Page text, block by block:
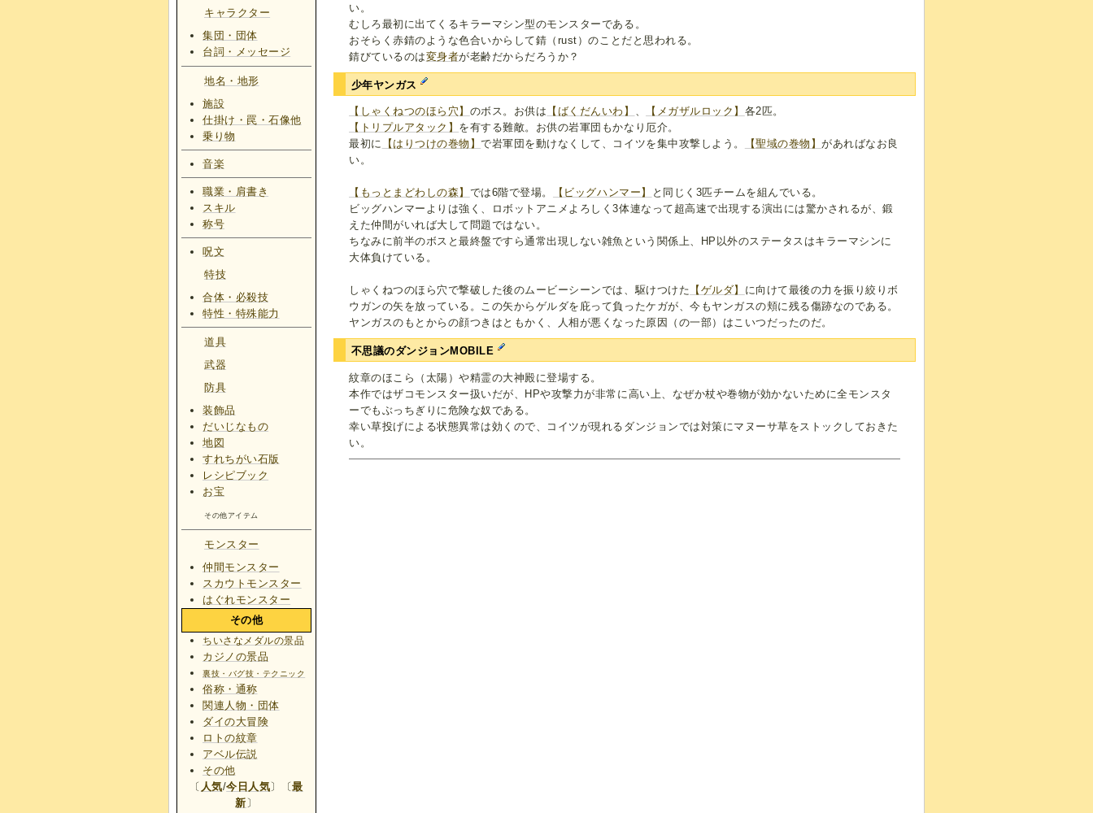
い。
むしろ最初に出てくるキラーマシン型のモンスターである。
おそらく赤錆のような色合いからして錆（rust）のことだと思われる。
錆びているのは変身者が老齢だからだろうか？
少年ヤンガス
【しゃくねつのほら穴】 のボス。お供は 【ばくだんいわ】 、 【メガザルロック】 各2匹。
【トリプルアタック】 を有する難敵。お供の岩軍団もかなり厄介。
最初に
【はりつけの巻物】で岩軍団を動けなくして、コイツを集中攻撃しよう。 【聖域の巻物】があればなお良
い。
【もっとまどわしの森】 では6階で登場。 【ビッグハンマー】
と同じく3匹チームを組んでいる。
ビッグハンマーよりは強く、ロボットアニメよろしく3体連なって超高速で出現する演出には驚かされるが、鍛
えた仲間がいれば大して問題ではない。
ちなみに前半のボスと最終盤ですら通常出現しない雑魚という関係上、HP以外のステータスはキラーマシンに
大体負けている。
しゃくねつのほら穴で撃破した後のムービーシーンでは、駆けつけた 【ゲルダ】 に向けて最後の力を振り絞りボ
ウガンの矢を放っている。この矢からゲルダを庇って負ったケガが、今もヤンガスの頬に残る傷跡なのである。
ヤンガスのもとからの顔つきはともかく、人相が悪くなった原因（の一部）はこいつだったのだ。
不思議のダンジョンMOBILE
紋章のほこら（太陽）や精霊の大神殿に登場する。
本作ではザコモンスター扱いだが、HPや攻撃力が非常に高い上、なぜか杖や巻物が効かないために全モンスタ
ーでもぶっちぎりに危険な奴である。
幸い草投げによる状態異常は効くので、コイツが現れるダンジョンでは対策にマヌーサ草をストックしておきた
い。
キャラクター
集団・団体
台詞・メッセージ
地名・地形
施設
仕掛け・罠・石像他
乗り物
音楽
職業・肩書き
スキル
称号
呪文
特技
合体・必殺技
特性・特殊能力
道具
武器
防具
装飾品
だいじなもの
地図
すれちがい石版
レシピブック
お宝
その他アイテム
モンスター
仲間モンスター
スカウトモンスター
はぐれモンスター
その他
ちいさなメダルの景品
カジノの景品
裏技・バグ技・テクニック
俗称・通称
関連人物・団体
ダイの大冒険
ロトの紋章
アベル伝説
その他
〔 人気/今日人気〕〔最
新 〕